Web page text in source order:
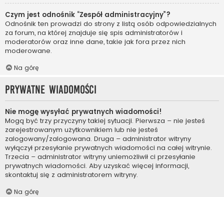
Czym jest odnośnik “Zespół administracyjny”?
Odnośnik ten prowadzi do strony z listą osób odpowiedzialnych
za forum, na której znajduje się spis administratorów i
moderatorów oraz inne dane, takie jak fora przez nich
moderowane.
Na górę
Prywatne wiadomości
Nie mogę wysyłać prywatnych wiadomości!
Mogą być trzy przyczyny takiej sytuacji. Pierwsza – nie jesteś
zarejestrowanym użytkownikiem lub nie jesteś
zalogowany/zalogowana. Druga – administrator witryny
wyłączył przesyłanie prywatnych wiadomości na całej witrynie.
Trzecia – administrator witryny uniemożliwił ci przesyłanie
prywatnych wiadomości. Aby uzyskać więcej informacji,
skontaktuj się z administratorem witryny.
Na górę